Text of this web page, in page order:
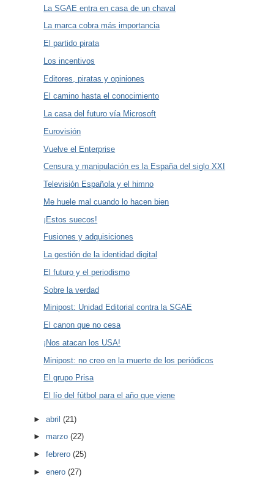
La SGAE entra en casa de un chaval
La marca cobra más importancia
El partido pirata
Los incentivos
Editores, piratas y opiniones
El camino hasta el conocimiento
La casa del futuro vía Microsoft
Eurovisión
Vuelve el Enterprise
Censura y manipulación es la España del siglo XXI
Televisión Española y el himno
Me huele mal cuando lo hacen bien
¡Estos suecos!
Fusiones y adquisiciones
La gestión de la identidad digital
El futuro y el periodismo
Sobre la verdad
Minipost: Unidad Editorial contra la SGAE
El canon que no cesa
¡Nos atacan los USA!
Minipost: no creo en la muerte de los periódicos
El grupo Prisa
El lío del fútbol para el año que viene
►abril(21)
►marzo(22)
►febrero(25)
►enero(27)